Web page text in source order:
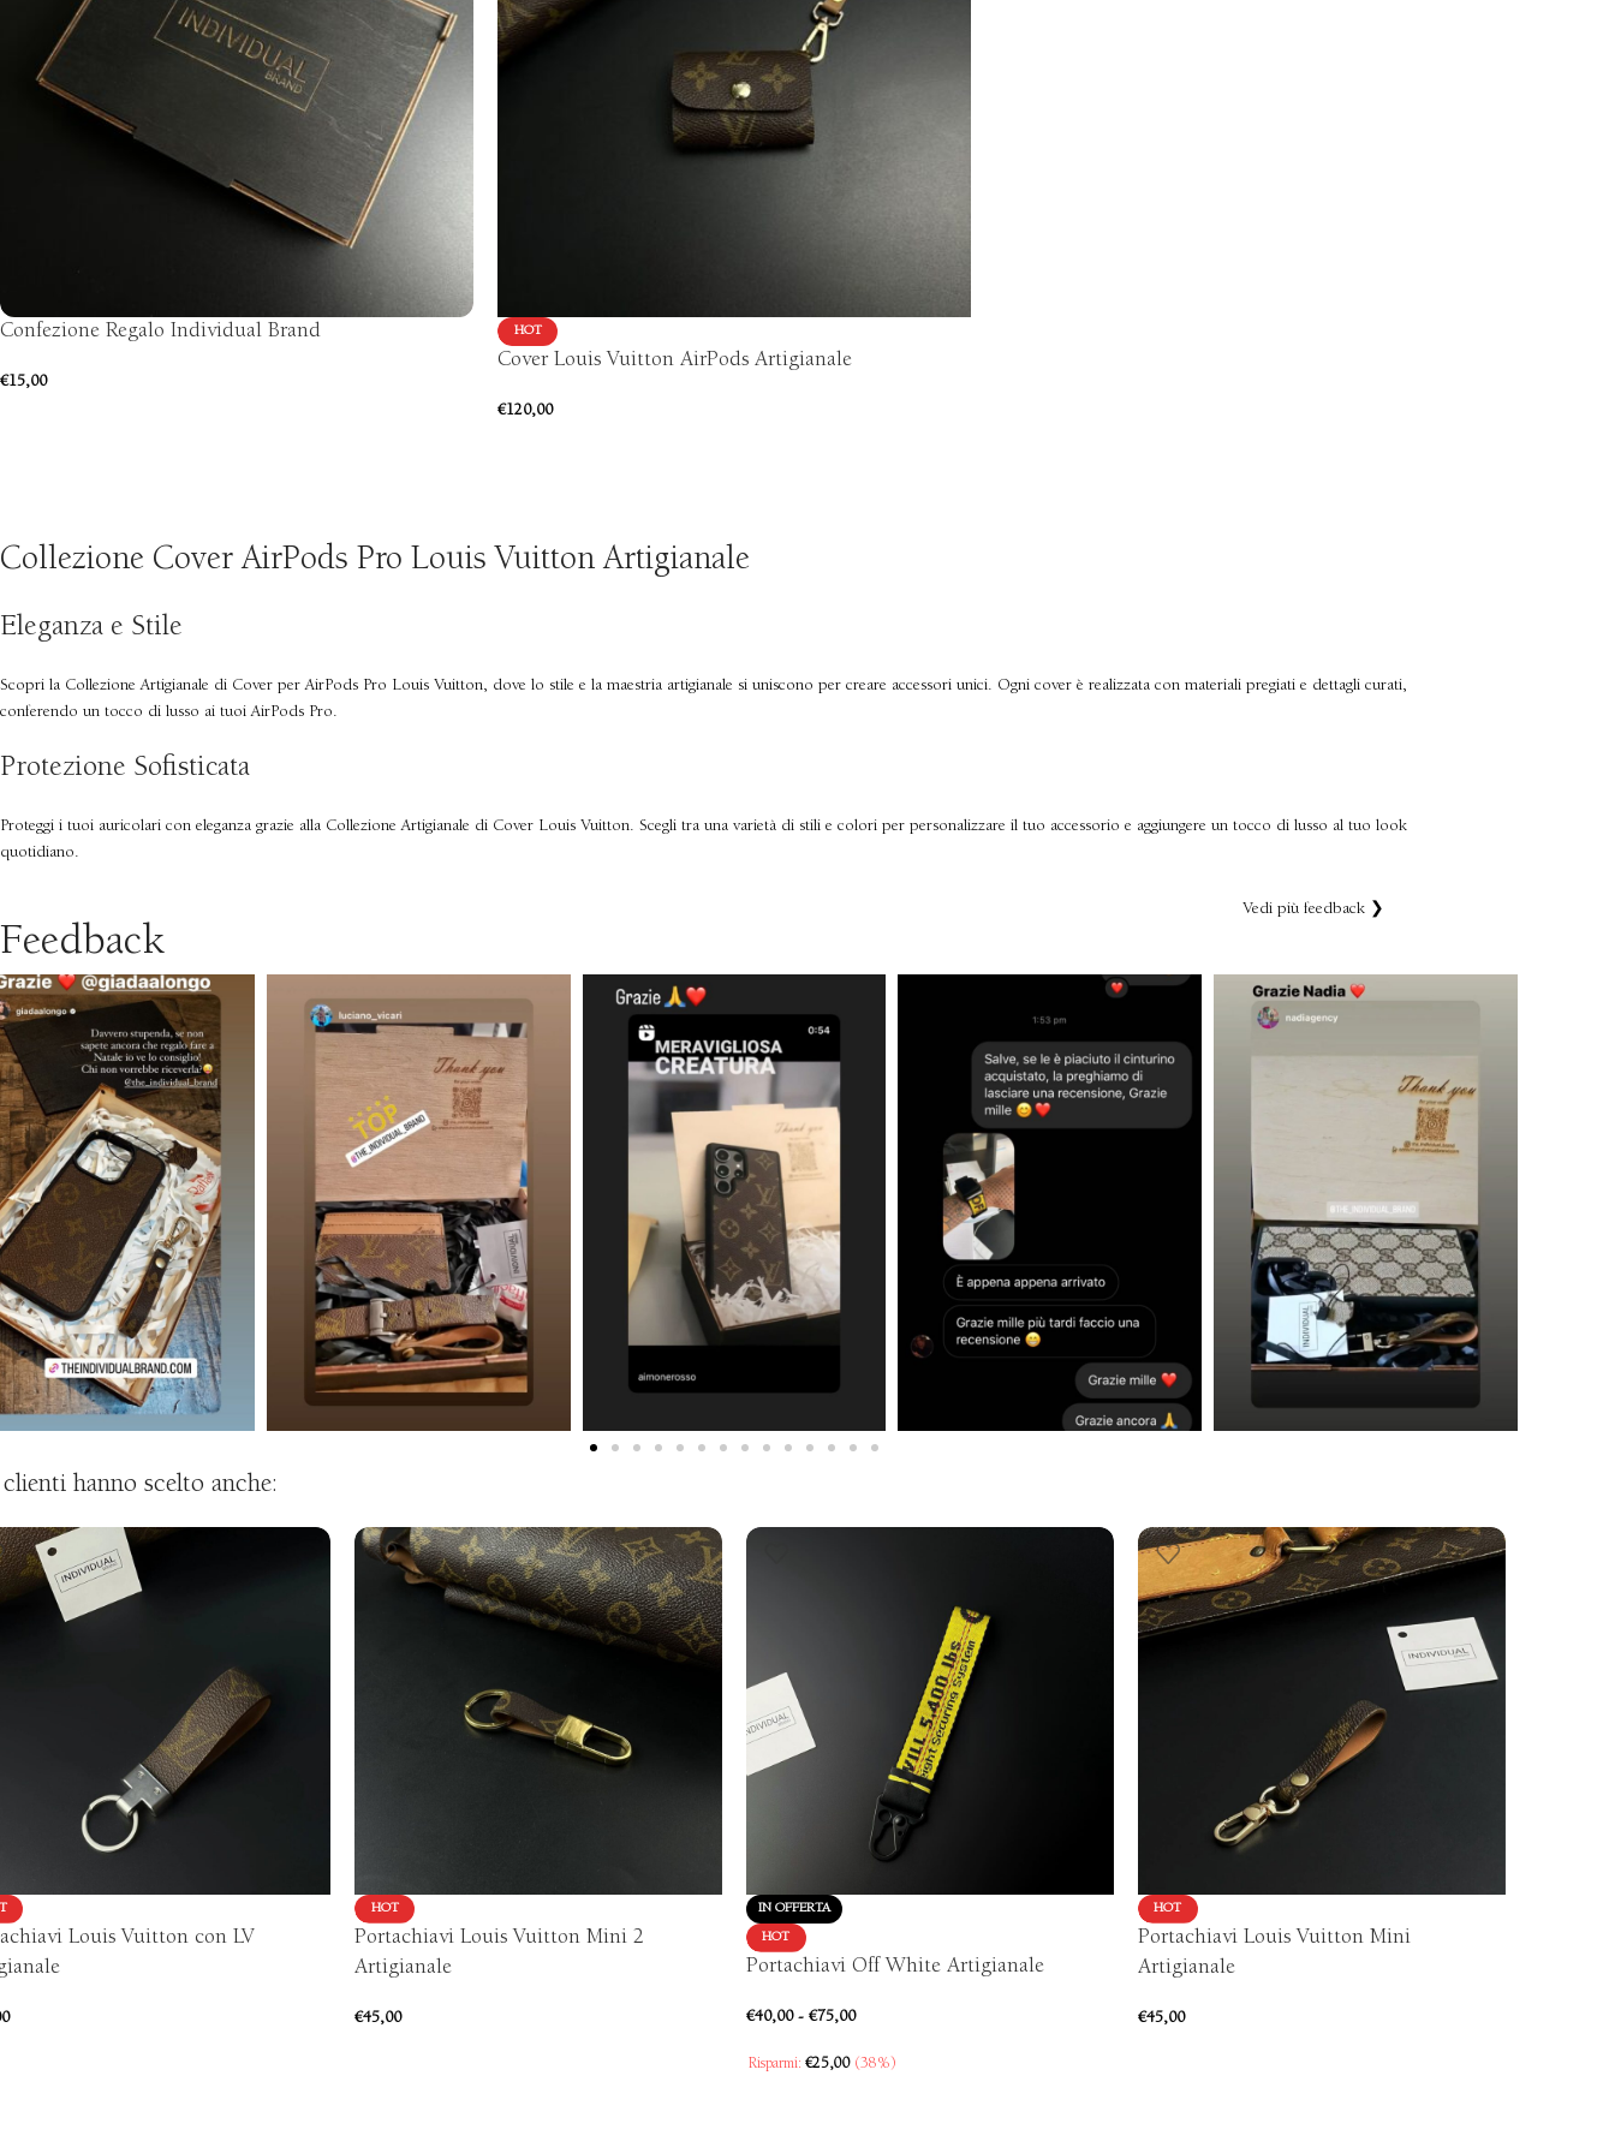
Confezione Regalo Individual Brand
€15,00
HOT
Cover Louis Vuitton AirPods Artigianale
€120,00
Collezione Cover AirPods Pro Louis Vuitton Artigianale
Eleganza e Stile
Scopri la Collezione Artigianale di Cover per AirPods Pro Louis Vuitton, dove lo stile e la maestria artigianale si uniscono per creare accessori unici. Ogni cover è realizzata con materiali pregiati e dettagli curati,
conferendo un tocco di lusso ai tuoi AirPods Pro.
Protezione Sofisticata
Proteggi i tuoi auricolari con eleganza grazie alla Collezione Artigianale di Cover Louis Vuitton. Scegli tra una varietà di stili e colori per personalizzare il tuo accessorio e aggiungere un tocco di lusso al tuo look
quotidiano.
Feedback
Vedi più feedback ❯
hanno scelto anche:
Louis Vuitton con LV
HOT
Portachiavi Louis Vuitton Mini 2
Artigianale
€45,00
IN OFFERTA
HOT
Portachiavi Off White Artigianale
€40,00 - €75,00
Risparmi: €25,00(38%)
HOT
Portachiavi Louis Vuitton Mini
Artigianale
€45,00